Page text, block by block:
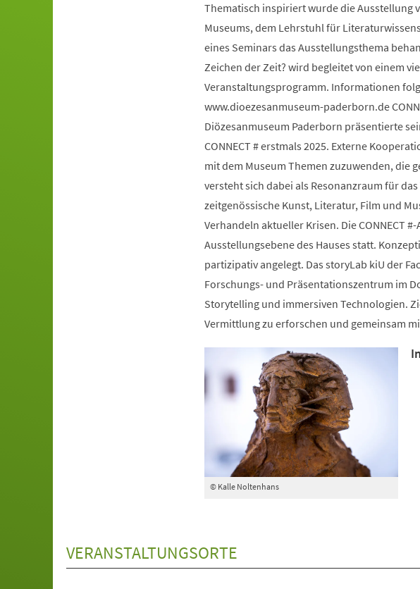
Thematisch inspiriert wurde die Ausstellung
Museums, dem Lehrstuhl für
eines Seminars das Ausstellungsthema
Zeichen der Zeit? wird begleitet von einem
Veranstaltungsprogramm. Informationen
www.dioezesanmuseum-paderborn.de
Diözesanmuseum Paderborn präsentierte
CONNECT # erstmals 2025. Externe
mit dem Museum Themen zuzuwenden, die
versteht sich dabei als Resonanzraum für
zeitgenössische Kunst, Literatur, Film und
Verhandeln aktueller Krisen. Die CONNECT
Ausstellungsebene des Hauses statt.
partizipativ angelegt. Das storyLab kiU der
Forschungs- und Präsentationszentrum im
Storytelling und immersiven Technologien.
Vermittlung zu erforschen und gemeinsam
© Kalle Noltenhans
VERANSTALTUNGSORTE